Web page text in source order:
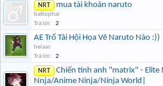
NRT mua tài khoản naruto
battophai
Trả lời:
2
AE Trổ Tài Hội Họa Vẽ Naruto Nào :))
heiaas
Trả lời:
2
NRT
Chiến tinh anh "matrix" -
Nnja/Anime Ninja/Ninja World|